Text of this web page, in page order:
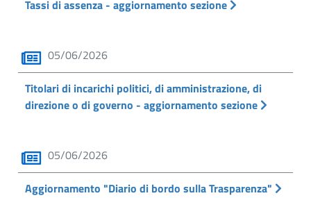
Tassi di assenza - aggiornamento sezione
05/06/2026
Titolari di incarichi politici, di amministrazione, di
direzione o di governo - aggiornamento sezione
05/06/2026
Aggiornamento "Diario di bordo sulla Trasparenza"